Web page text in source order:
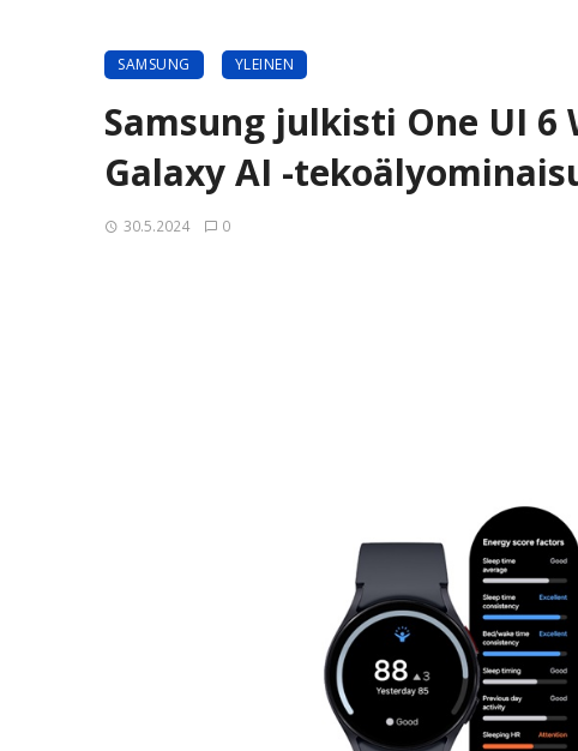
SAMSUNG YLEINEN
Samsung julkisti One UI
Galaxy AI -
30.5.2024 0